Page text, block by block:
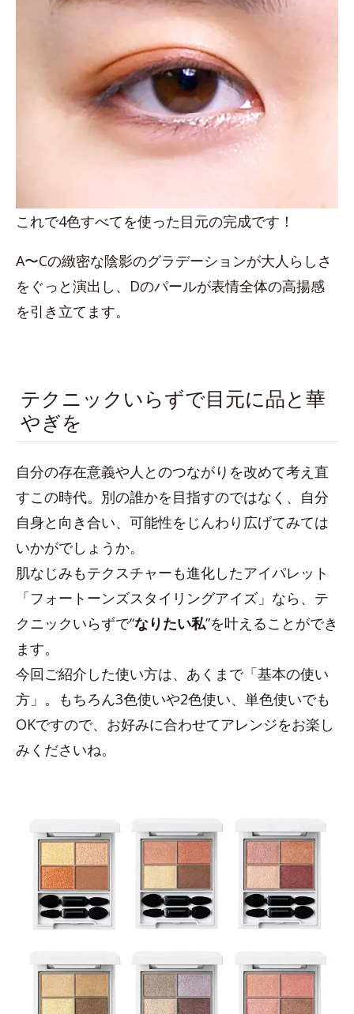
これで4色すべてを使った目元の完成です！
A〜Cの緻密な陰影のグラデーションが大人らしさ
をぐっと演出し、Dのパールが表情全体の高揚感
を引き立てます。
テクニックいらずで目元に品と華
やぎを
自分の存在意義や人とのつながりを改めて考え直
すこの時代。別の誰かを目指すのではなく、自分
自身と向き合い、可能性をじんわり広げてみては
いかがでしょうか。
肌なじみもテクスチャーも進化したアイパレット
「フォートーンズスタイリングアイズ」なら、テ
クニックいらずで“なりたい私”を叶えることができ
ます。
今回ご紹介した使い方は、あくまで「基本の使い
方」。もちろん3色使いや2色使い、単色使いでも
OKですので、お好みに合わせてアレンジをお楽し
みくださいね。